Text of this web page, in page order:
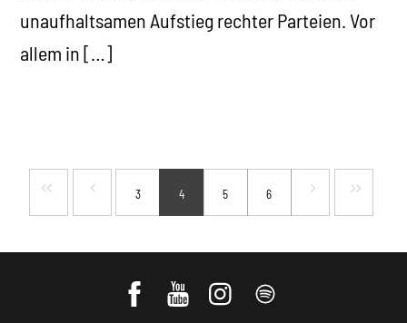
unaufhaltsamen Aufstieg rechter Parteien. Vor
allem in […]
3 4 5 6